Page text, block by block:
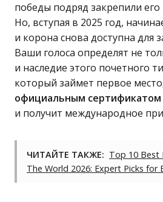
победы подряд закрепили его
Но, вступая в 2025 год,
и корона снова доступна для
Ваши голоса определят не
и наследие этого почетного
который займет первое
официальным сертификатом
и получит международное
ЧИТАЙТЕ ТАКЖЕ: Top 10 Best
The World 2026: Expert Picks for